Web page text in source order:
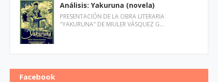
Análisis: Yakuruna (novela)
PRESENTACIÓN DE LA OBRA LITERARIA
"YAKURUNA" DE MIULER VÁSQUEZ G…
Facebook